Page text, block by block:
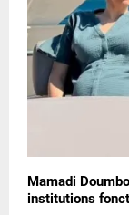
Mamadi
institutions